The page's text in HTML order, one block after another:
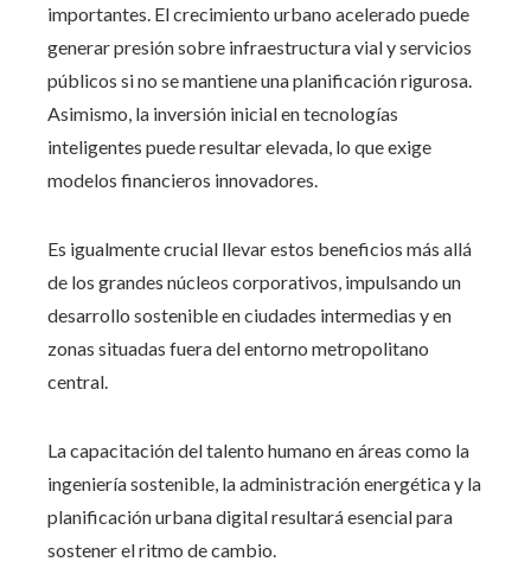
importantes. El crecimiento urbano acelerado puede
generar presión sobre infraestructura vial y servicios
públicos si no se mantiene una planificación rigurosa.
Asimismo, la inversión inicial en tecnologías
inteligentes puede resultar elevada, lo que exige
modelos financieros innovadores.
Es igualmente crucial llevar estos beneficios más allá
de los grandes núcleos corporativos, impulsando un
desarrollo sostenible en ciudades intermedias y en
zonas situadas fuera del entorno metropolitano
central.
La capacitación del talento humano en áreas como la
ingeniería sostenible, la administración energética y la
planificación urbana digital resultará esencial para
sostener el ritmo de cambio.